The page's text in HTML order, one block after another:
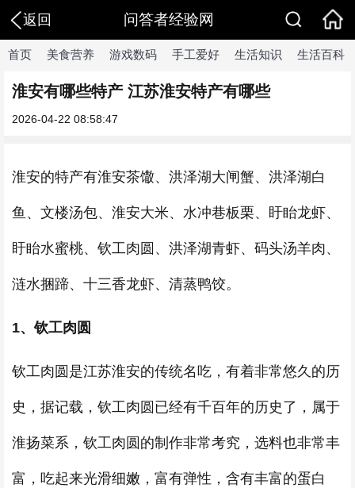
返回 问答者经验网
首页 美食营养 游戏数码 手工爱好 生活知识 生活百科
淮安有哪些特产 江苏淮安特产有哪些
2026-04-22 08:58:47
淮安的特产有淮安茶馓、洪泽湖大闸蟹、洪泽湖白
鱼、文楼汤包、淮安大米、水冲巷板栗、盱眙龙虾、
盱眙水蜜桃、钦工肉圆、洪泽湖青虾、码头汤羊肉、
涟水捆蹄、十三香龙虾、清蒸鸭饺。
1、钦工肉圆
钦工肉圆是江苏淮安的传统名吃，有着非常悠久的历
史，据记载，钦工肉圆已经有千百年的历史了，属于
淮扬菜系，钦工肉圆的制作非常考究，选料也非常丰
富，吃起来光滑细嫩，富有弹性，含有丰富的蛋白